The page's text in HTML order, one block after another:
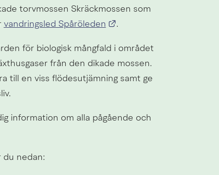
torvmossen Skräckmossen som
vandringsled Spåröleden Länk till annan webbplats.
.
för biologisk mångfald i området
från den dikade mossen.
till en viss flödesutjämning samt ge
information om alla pågående och
du nedan: